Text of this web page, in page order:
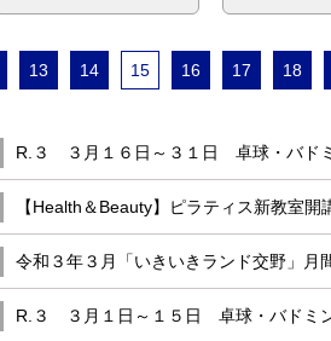
13 14 15 16 17 18
R.３ ３月１６日～３１日 卓球・バド
【Health＆Beauty】ピラティス新教室
令和３年３月「いきいきランド交野」月
R.３ ３月１日～１５日 卓球・バドミ